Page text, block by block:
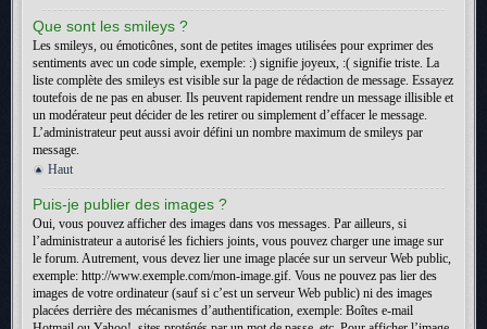
Que sont les smileys ?
Les smileys, ou émoticônes, sont de petites images utilisées pour exprimer des
sentiments avec un code simple, exemple: :) signifie joyeux, :( signifie triste. La
liste complète des smileys est visible sur la page de rédaction de message. Essayez
toutefois de ne pas en abuser. Ils peuvent rapidement rendre un message illisible et
un modérateur peut décider de les retirer ou simplement d’effacer le message.
L’administrateur peut aussi avoir défini un nombre maximum de smileys par
message.
Haut
Puis-je publier des images ?
Oui, vous pouvez afficher des images dans vos messages. Par ailleurs, si
l’administrateur a autorisé les fichiers joints, vous pouvez charger une image sur
le forum. Autrement, vous devez lier une image placée sur un serveur Web public,
exemple: http://www.exemple.com/mon-image.gif. Vous ne pouvez pas lier des
images de votre ordinateur (sauf si c’est un serveur Web public) ni des images
placées derrière des mécanismes d’authentification, exemple: Boîtes e-mail